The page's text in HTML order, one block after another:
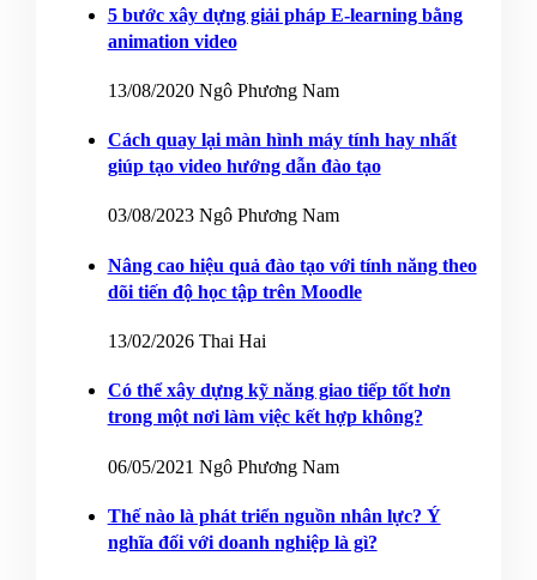
5 bước xây dựng giải pháp E-learning bằng
animation video
13/08/2020 Ngô Phương Nam
Cách quay lại màn hình máy tính hay nhất
giúp tạo video hướng dẫn đào tạo
03/08/2023 Ngô Phương Nam
Nâng cao hiệu quả đào tạo với tính năng theo
dõi tiến độ học tập trên Moodle
13/02/2026 Thai Hai
Có thể xây dựng kỹ năng giao tiếp tốt hơn
trong một nơi làm việc kết hợp không?
06/05/2021 Ngô Phương Nam
Thế nào là phát triển nguồn nhân lực? Ý
nghĩa đối với doanh nghiệp là gì?